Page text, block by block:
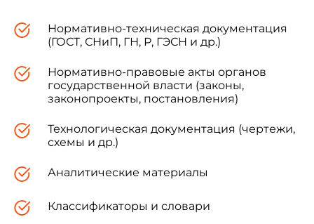
Нормативно-техническая документация
(ГОСТ, СНиП, ГН, Р, ГЭСН и др.)
Нормативно-правовые акты органов
государственной власти (законы,
законопроекты, постановления)
Технологическая документация (чертежи,
схемы и др.)
Аналитические материалы
Классификаторы и словари